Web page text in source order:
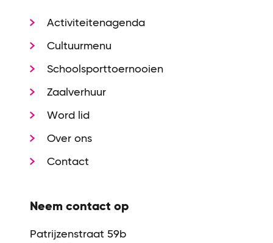
Activiteitenagenda
Cultuurmenu
Schoolsporttoernooien
Zaalverhuur
Word lid
Over ons
Contact
Neem contact op
Patrijzenstraat 59b